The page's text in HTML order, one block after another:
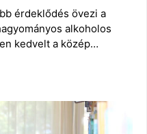
érdeklődés övezi a
alkoholos
kedvelt a közép…